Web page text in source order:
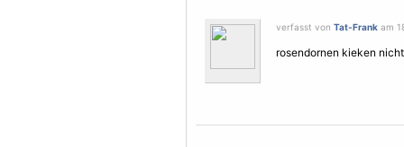
verfasst von Tat-Frank am
rosendornen kieken